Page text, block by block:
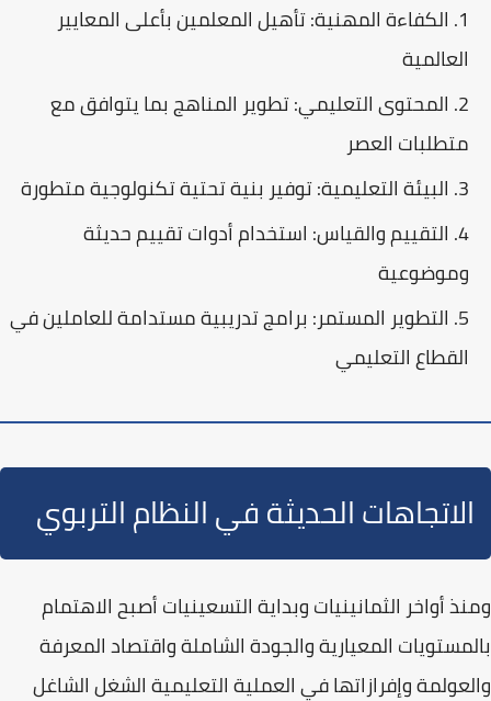
الكفاءة المهنية:تأهيل المعلمين بأعلى المعايير
العالمية
المحتوى التعليمي:تطوير المناهج بما يتوافق مع
متطلبات العصر
البيئة التعليمية:توفير بنية تحتية تكنولوجية متطورة
التقييم والقياس: استخدام أدوات تقييم حديثة
وموضوعية
التطوير المستمر: برامج تدريبية مستدامة للعاملين في
القطاع التعليمي
الاتجاهات الحديثة في النظام التربوي
ومنذ أواخر الثمانينيات وبداية التسعينيات أصبح الاهتمام
بالمستويات المعيارية والجودة الشاملةواقتصاد المعرفة
والعولمة وإفرازاتها في العملية التعليمية الشغل الشاغل